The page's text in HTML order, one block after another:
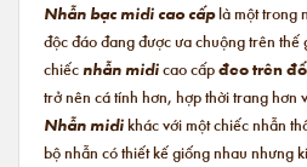
Nhẫn bạc midi cao cấplà một trong
độc đáo đang được ưa chuộng trên
chiếcnhẫn midicao cấpđeo trên
trở nên cá tính hơn, hợp thời trang hơn
Nhẫn midikhác với một chiếc nhẫn
bộ nhẫn có thiết kế giống nhau nhưng